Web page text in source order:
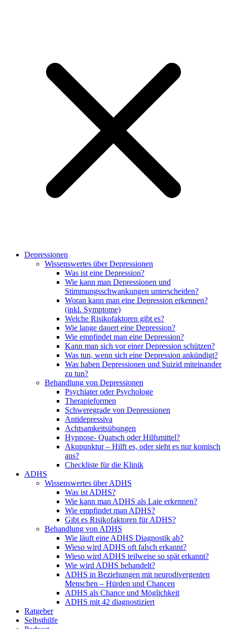
Depressionen
Wissenswertes über Depressionen
Was ist eine Depression?
Wie kann man Depressionen und
Stimmungsschwankungen unterscheiden?
Woran kann man eine Depression erkennen?
(inkl. Symptome)
Welche Risikofaktoren gibt es?
Wie lange dauert eine Depression?
Wie empfindet man eine Depression?
Kann man sich vor einer Depression schützen?
Was tun, wenn sich eine Depression ankündigt?
Was haben Depressionen und Suizid miteinander
zu tun?
Behandlung von Depressionen
Psychiater oder Psychologe
Therapieformen
Schweregrade von Depressionen
Antidepressiva
Achtsamkeitsübungen
Hypnose- Quatsch oder Hilfsmittel?
Akupunktur – Hilft es, oder sieht es nur komisch
aus?
Checkliste für die Klinik
ADHS
Wissenswertes über ADHS
Was ist ADHS?
Wie kann man ADHS als Laie erkennen?
Wie empfindet man ADHS?
Gibt es Risikofaktoren für ADHS?
Behandlung von ADHS
Wie läuft eine ADHS Diagnostik ab?
Wieso wird ADHS oft falsch erkannt?
Wieso wird ADHS teilweise so spät erkannt?
Wie wird ADHS behandelt?
ADHS in Beziehungen mit neurodivergenten
Menschen – Hürden und Chancen
ADHS als Chance und Möglichkeit
ADHS mit 42 diagnostiziert
Ratgeber
Selbsthilfe